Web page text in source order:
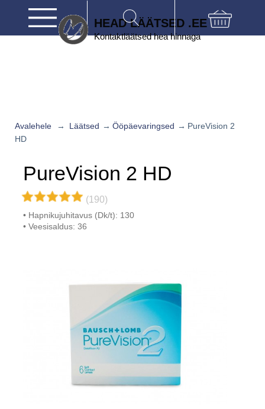
HEAD LÄÄTSED .EE
Kontaktläätsed hea hinnaga‏
Avalehele → Läätsed → Ööpäevaringsed → PureVision 2
HD
PureVision 2 HD
(190)
Hapnikujuhitavus (Dk/t): 130
Veesisaldus: 36